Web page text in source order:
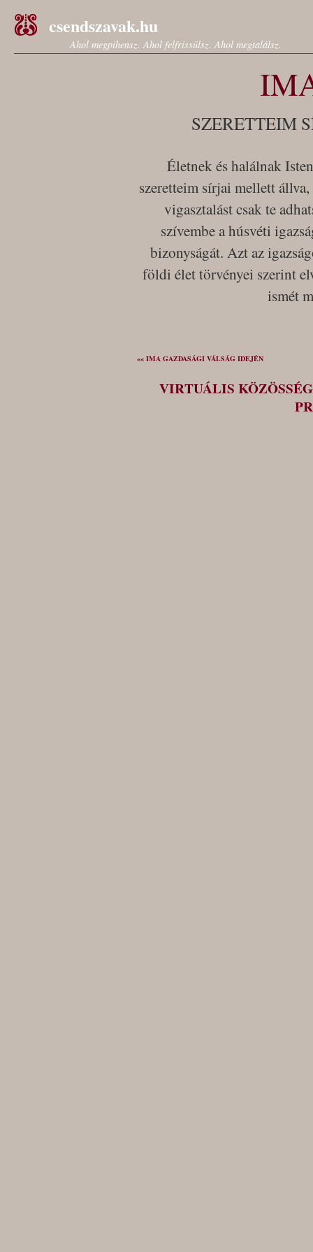
csendszavak.hu
Ahol megpihensz. Ahol felfrissülsz. Ahol megtalálsz.
SZERETTEIM
Életnek és halálnak
szeretteim sírjai mellett
vigasztalást csak te
szívembe a húsvéti
bizonyságát. Azt az
földi élet törvényei szerint
ismét
«« IMA GAZDASÁGI VÁLSÁG IDEJÉN
VIRTUÁLIS KÖZÖSSÉG